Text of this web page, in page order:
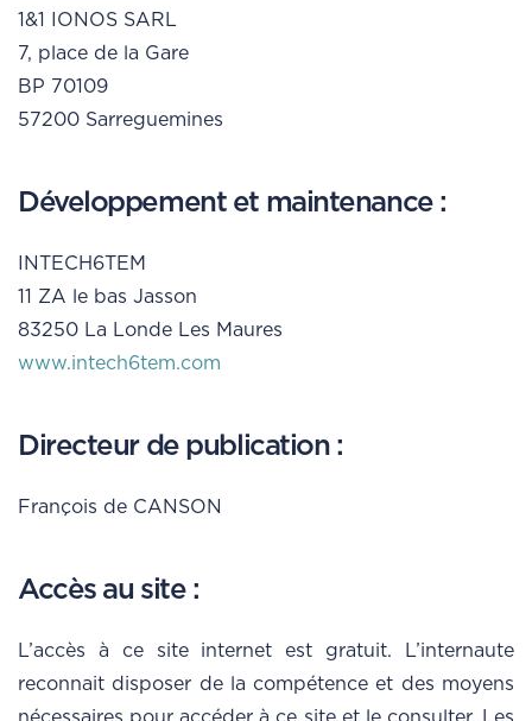
1&1 IONOS SARL
7, place de la Gare
BP 70109
57200 Sarreguemines
Développement et maintenance :
INTECH6TEM
11 ZA le bas Jasson
83250 La Londe Les Maures
www.intech6tem.com
Directeur de publication :
François de CANSON
Accès au site :
L’accès à ce site internet est gratuit. L’internaute
reconnait disposer de la compétence et des moyens